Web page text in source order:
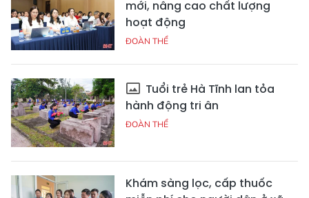
mới, nâng cao chất lượng
hoạt động
ĐOÀN THỂ
Tuổi trẻ Hà Tĩnh lan tỏa
hành động tri ân
ĐOÀN THỂ
Khám sàng lọc, cấp thuốc